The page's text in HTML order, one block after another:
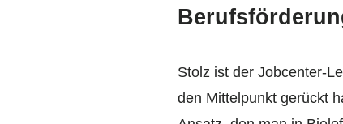
Stolz ist der Jobcenter-
den Mittelpunkt gerückt